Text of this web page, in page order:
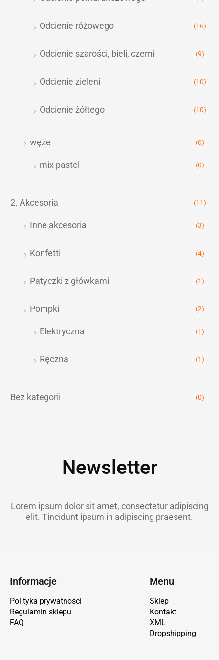
Odcienie różowego (16)
Odcienie szarości, bieli, czerni (9)
Odcienie zieleni (10)
Odcienie żółtego (10)
węże (0)
mix pastel (0)
2. Akcesoria (11)
Inne akcesoria (3)
Konfetti (4)
Patyczki z główkami (1)
Pompki (2)
Elektryczna (1)
Ręczna (1)
Bez kategorii (0)
Newsletter
Lorem ipsum dolor sit amet, consectetur adipiscing
elit. Tincidunt ipsum in adipiscing praesent.
Informacje
Polityka prywatności
Regulamin sklepu
FAQ
Menu
Sklep
Kontakt
XML
Dropshipping